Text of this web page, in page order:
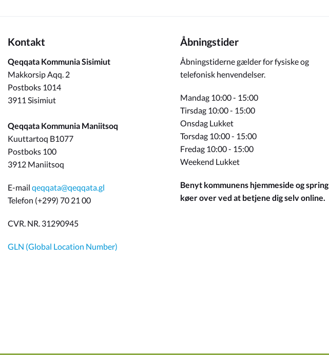
Kontakt
Qeqqata Kommunia Sisimiut
Makkorsip Aqq. 2
Postboks 1014
3911 Sisimiut
Qeqqata Kommunia Maniitsoq
Kuuttartoq B1077
Postboks 100
3912 Maniitsoq
E-mail qeqqata@qeqqata.gl
Telefon (+299) 70 21 00
CVR. NR. 31290945
GLN (Global Location Number)
Åbningstider
Åbningstiderne gælder for fysiske og
telefonisk henvendelser.
Mandag 10:00 - 15:00
Tirsdag 10:00 - 15:00
Onsdag Lukket
Torsdag 10:00 - 15:00
Fredag 10:00 - 15:00
Weekend Lukket
Benyt kommunens hjemmeside og spring
køer over ved at betjene dig selv online.